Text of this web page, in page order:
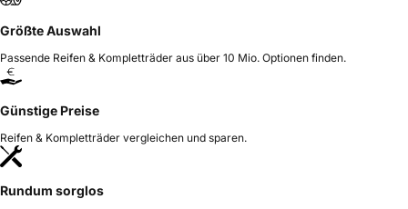
Größte Auswahl
Passende Reifen & Kompletträder aus über 10 Mio. Optionen finden.
Günstige Preise
Reifen & Kompletträder vergleichen und sparen.
Rundum sorglos